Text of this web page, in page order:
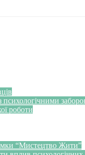
психологічними
роботи
“Мистецтво Жити”